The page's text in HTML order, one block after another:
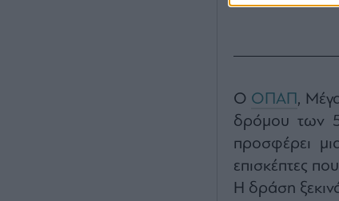
Ο ΟΠΑΠ,
δρόμου των
προσφέρει
επισκέπτες
Η δράση